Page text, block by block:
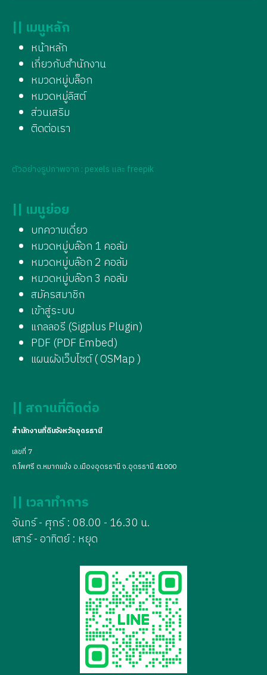
|| เมนูหลัก
หน้าหลัก
เกี่ยวกับสำนักงาน
หมวดหมู่บล็อก
หมวดหมู่ลิสต์
ส่วนเสริม
ติดต่อเรา
ตัวอย่างรูปภาพจาก : pexels และ freepik
|| เมนูย่อย
บทความเดี่ยว
หมวดหมู่บล๊อก 1 คอลัม
หมวดหมู่บล๊อก 2 คอลัม
หมวดหมู่บล๊อก 3 คอลัม
สมัครสมาชิก
เข้าสู่ระบบ
แกลลอรี (Sigplus Plugin)
PDF (PDF Embed)
แผนผังเว็บไซต์ ( OSMap )
|| สถานที่ติดต่อ
สำนักงานที่ดินจังหวัดอุดรธานี
เลขที่ 7
ถ.โพศรี ต.หมากแข้ง อ.เมืองอุดรธานี จ.อุดรธานี 41000
|| เวลาทำการ
จันทร์ - ศุกร์ : 08.00 - 16.30 น.
เสาร์ - อาทิตย์ : หยุด